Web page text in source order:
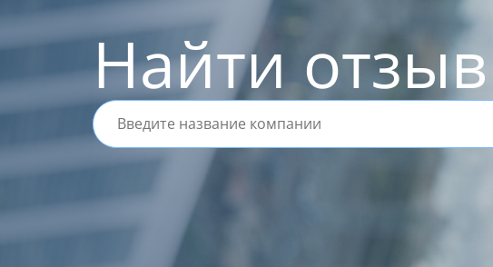
Найти отзыв